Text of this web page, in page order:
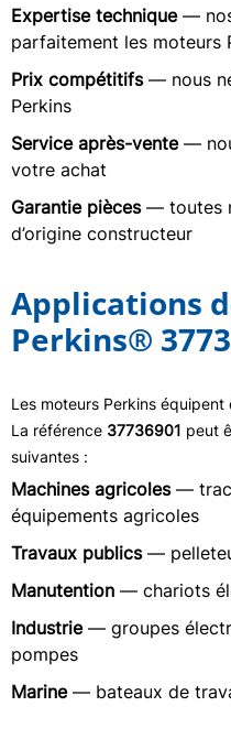
Expertise technique— nos
parfaitement les moteurs
Prix compétitifs— nous
Perkins
Service après-vente—
votre achat
Garantie pièces— toutes
d’origine constructeur
Applications
Perkins®
Les moteurs Perkins
La référence 37736901 peut
suivantes :
Machines agricoles—
équipements agricoles
Travaux publics—
Manutention — chariots
Industrie— groupes
pompes
Marine— bateaux de